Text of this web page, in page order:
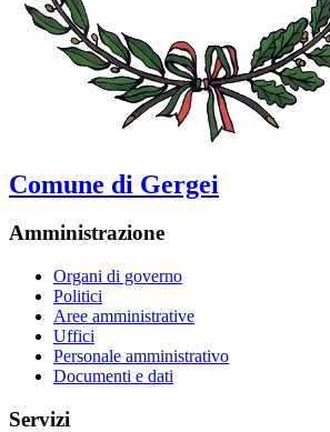
Comune di Gergei
Amministrazione
Organi di governo
Politici
Aree amministrative
Uffici
Personale amministrativo
Documenti e dati
Servizi